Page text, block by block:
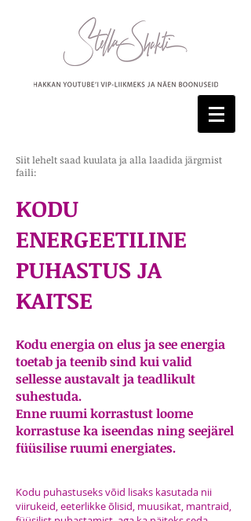
Siit lehelt saad kuulata ja alla laadida järgmist
faili:
KODU
ENERGEETILINE
PUHASTUS JA
KAITSE
Kodu energia on elus ja see energia
toetab ja teenib sind kui valid
sellesse austavalt ja teadlikult
suhestuda.
Enne ruumi korrastust loome
korrastuse ka iseendas ning seejärel
füüsilise ruumi energiates.
Kodu puhastuseks võid lisaks kasutada nii
viirukeid, eeterlikke õlisid, muusikat, mantraid,